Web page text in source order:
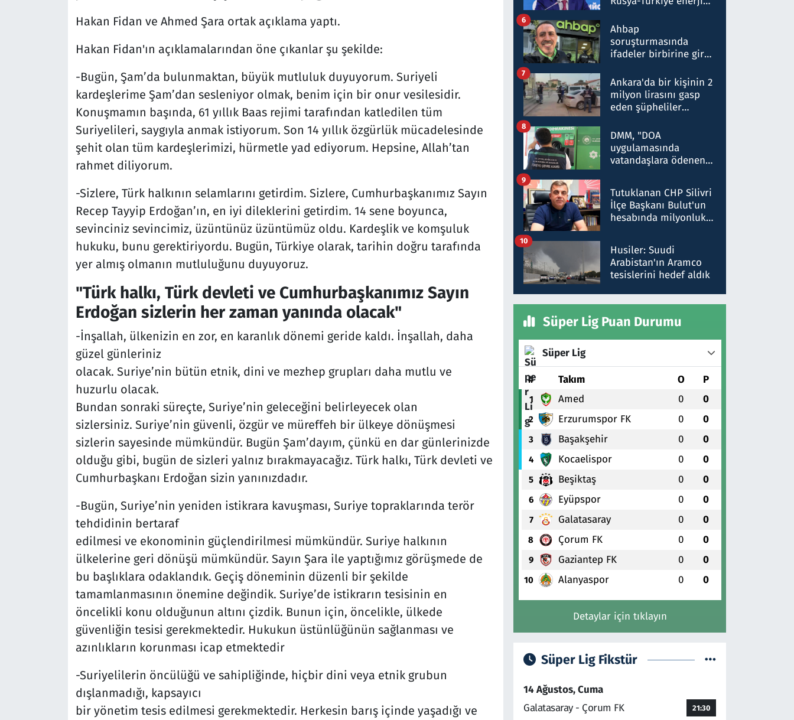
Hakan Fidan ve Ahmed Şara ortak açıklama yaptı.
Hakan Fidan'ın açıklamalarından öne çıkanlar şu şekilde:
-Bugün, Şam’da bulunmaktan, büyük mutluluk duyuyorum. Suriyeli
kardeşlerime Şam’dan sesleniyor olmak, benim için bir onur vesilesidir.
Konuşmamın başında, 61 yıllık Baas rejimi tarafından katledilen tüm
Suriyelileri, saygıyla anmak istiyorum. Son 14 yıllık özgürlük mücadelesinde
şehit olan tüm kardeşlerimizi, hürmetle yad ediyorum. Hepsine, Allah’tan
rahmet diliyorum.
-Sizlere, Türk halkının selamlarını getirdim. Sizlere, Cumhurbaşkanımız Sayın
Recep Tayyip Erdoğan’ın, en iyi dileklerini getirdim. 14 sene boyunca,
sevinciniz sevincimiz, üzüntünüz üzüntümüz oldu. Kardeşlik ve komşuluk
hukuku, bunu gerektiriyordu. Bugün, Türkiye olarak, tarihin doğru tarafında
yer almış olmanın mutluluğunu duyuyoruz.
"Türk halkı, Türk devleti ve Cumhurbaşkanımız Sayın
Erdoğan sizlerin her zaman yanında olacak"
-İnşallah, ülkenizin en zor, en karanlık dönemi geride kaldı. İnşallah, daha
güzel günleriniz
olacak. Suriye’nin bütün etnik, dini ve mezhep grupları daha mutlu ve
huzurlu olacak.
Bundan sonraki süreçte, Suriye’nin geleceğini belirleyecek olan
sizlersiniz. Suriye’nin güvenli, özgür ve müreffeh bir ülkeye dönüşmesi
sizlerin sayesinde mümkündür. Bugün Şam’dayım, çünkü en dar günlerinizde
olduğu gibi, bugün de sizleri yalnız bırakmayacağız. Türk halkı, Türk devleti ve
Cumhurbaşkanı Erdoğan sizin yanınızdadır.
-Bugün, Suriye’nin yeniden istikrara kavuşması, Suriye topraklarında terör
tehdidinin bertaraf
edilmesi ve ekonominin güçlendirilmesi mümkündür. Suriye halkının
ülkelerine geri dönüşü mümkündür. Sayın Şara ile yaptığımız görüşmede de
bu başlıklara odaklandık. Geçiş döneminin düzenli bir şekilde
tamamlanmasının önemine değindik. Suriye’de istikrarın tesisinin en
öncelikli konu olduğunun altını çizdik. Bunun için, öncelikle, ülkede
güvenliğin tesisi gerekmektedir. Hukukun üstünlüğünün sağlanması ve
azınlıkların korunması icap etmektedir
-Suriyelilerin öncülüğü ve sahipliğinde, hiçbir dini veya etnik grubun
dışlanmadığı, kapsayıcı
bir yönetim tesis edilmesi gerekmektedir. Herkesin barış içinde yaşadığı ve
nitelikte olduğunu
belirtti
Ahbap
soruşturmasında
ifadeler birbirine girdi:
ifadelerinden ortaya
çıkan tablo şok etti
6
Ankara'da bir kişinin 2
milyon lirasını gasp
eden şüpheliler
7
DMM, "DOA
uygulamasında
vatandaşlara ödenen
düşürüldüğü" iddiasını
yalanladı
8
Tutuklanan CHP Silivri
İlçe Başkanı Bulut'un
hesabında milyonluk
talimat verdi, ben
gönderdim
9
Husiler: Suudi
Arabistan'ın Aramco
tesislerini hedef aldık
10
Süper Lig Puan Durumu
Süper Lig
# Takım O P
1 Amed 0 0
2 Erzurumspor FK 0 0
3 Başakşehir 0 0
4 Kocaelispor 0 0
5 Beşiktaş 0 0
6 Eyüpspor 0 0
7 Galatasaray 0 0
8 Çorum FK 0 0
9 Gaziantep FK 0 0
10 Alanyaspor 0 0
Detaylar için tıklayın
Süper Lig Fikstür
14 Ağustos, Cuma
Galatasaray - Çorum FK
21:30